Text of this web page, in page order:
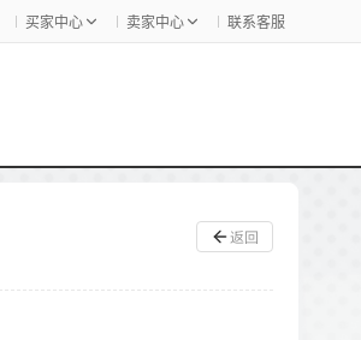
买家中心 卖家中心 联系客服
返回